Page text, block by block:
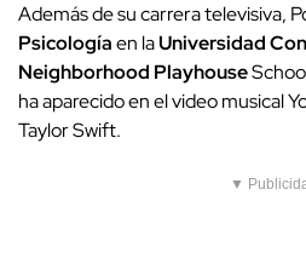
Además de su carrera televisiva,
Psicologíaen laUniversidad
Neighborhood Playhouse
ha aparecido en el video musical
Taylor Swift.
▼